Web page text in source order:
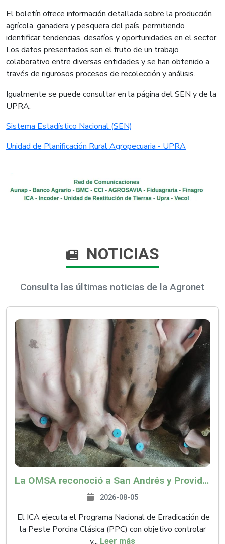
El boletín ofrece información detallada sobre la producción
agrícola, ganadera y pesquera del país, permitiendo
identificar tendencias, desafíos y oportunidades en el sector.
Los datos presentados son el fruto de un trabajo
colaborativo entre diversas entidades y se han obtenido a
través de rigurosos procesos de recolección y análisis.
Igualmente se puede consultar en la página del SEN y de la
UPRA:
Sistema Estadístico Nacional (SEN)
Unidad de Planificación Rural Agropecuaria - UPRA​
NOTICIAS
Consulta las últimas noticias de la Agronet
La OMSA reconoció a San Andrés y Providencia como zona libre de Peste Porcina Clásica (PPC)
2026-08-05
El ICA ejecuta el Programa Nacional de Erradicación de
la Peste Porcina Clásica (PPC) con objetivo controlar
y... Leer más